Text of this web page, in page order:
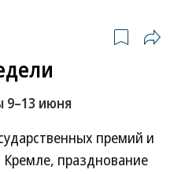
июня
премий и
празднование